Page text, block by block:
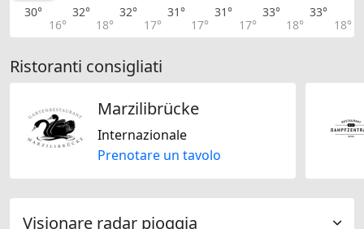
30°
16°
32°
18°
32°
17°
31°
17°
31°
17°
33°
18°
33°
18°
Ristoranti consigliati
Marzilibrücke
Internazionale
Prenotare un tavolo
Visionare radar pioggia